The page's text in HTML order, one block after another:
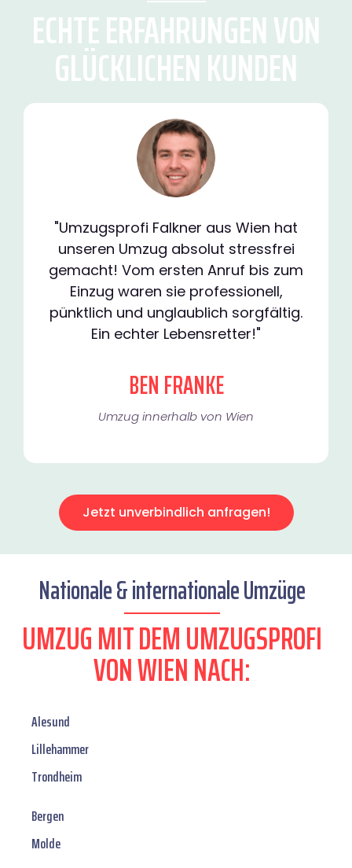
ECHTE ERFAHRUNGEN VON
GLÜCKLICHEN KUNDEN
"Umzugsprofi Falkner aus Wien hat
unseren Umzug absolut stressfrei
gemacht! Vom ersten Anruf bis zum
Einzug waren sie professionell,
pünktlich und unglaublich sorgfältig.
Ein echter Lebensretter!"
BEN FRANKE
Umzug innerhalb von Wien​
Jetzt unverbindlich anfragen!
Nationale & internationale Umzüge
UMZUG MIT DEM UMZUGSPROFI
VON WIEN NACH:
Alesund
Lillehammer
Trondheim
Bergen
Molde